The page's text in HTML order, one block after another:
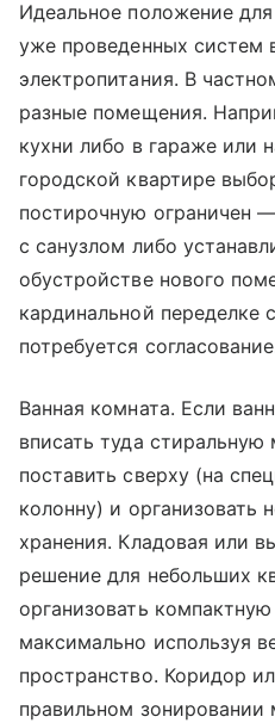
Идеальное положение
уже проведенных систем
электропитания. В
разные помещения.
кухни либо в гараже или
городской квартире
постирочную ограничен
с санузлом либо
обустройстве нового
кардинальной переделке
потребуется
Ванная комната. Если
вписать туда
поставить сверху (на
колонну) и организовать
хранения. Кладовая или
решение для небольших
организовать
максимально используя
пространство. Коридор
правильном зонировании